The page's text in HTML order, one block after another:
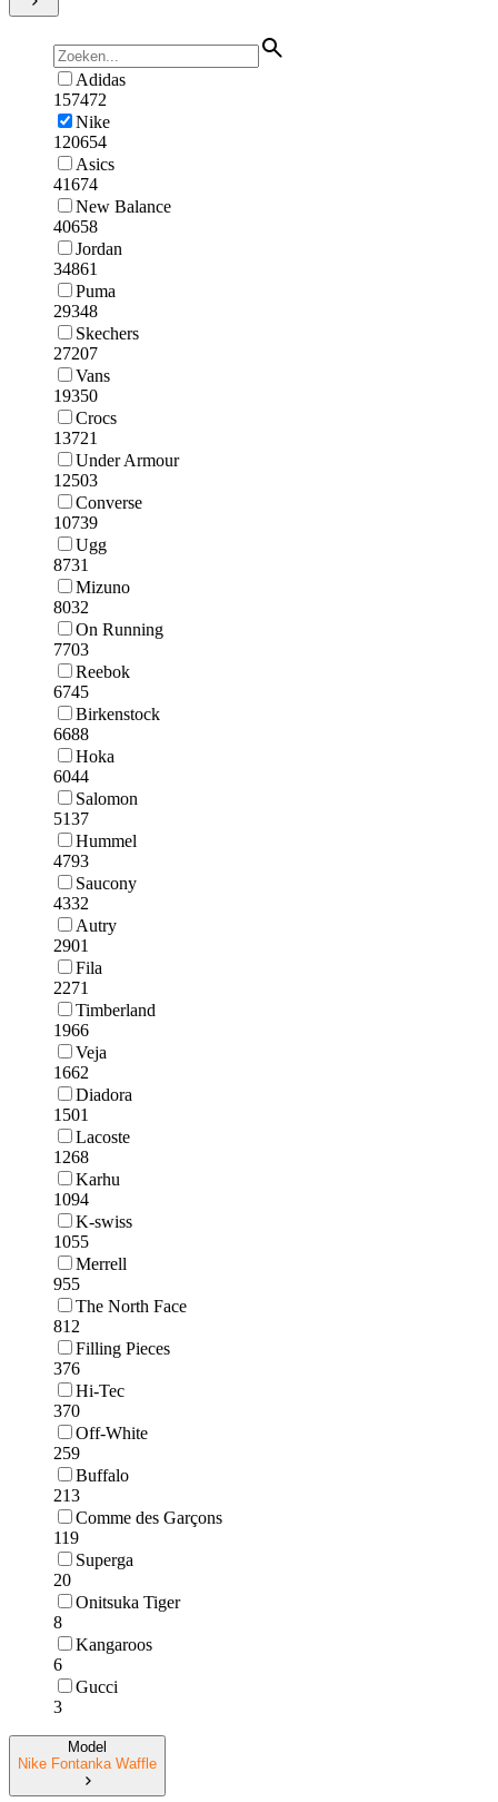
Adidas
157472
Nike
120654
Asics
41674
New Balance
40658
Jordan
34861
Puma
29348
Skechers
27207
Vans
19350
Crocs
13721
Under Armour
12503
Converse
10739
Ugg
8731
Mizuno
8032
On Running
7703
Reebok
6745
Birkenstock
6688
Hoka
6044
Salomon
5137
Hummel
4793
Saucony
4332
Autry
2901
Fila
2271
Timberland
1966
Veja
1662
Diadora
1501
Lacoste
1268
Karhu
1094
K-swiss
1055
Merrell
955
The North Face
812
Filling Pieces
376
Hi-Tec
370
Off-White
259
Buffalo
213
Comme des Garçons
119
Superga
20
Onitsuka Tiger
8
Kangaroos
6
Gucci
3
Model
Nike Fontanka Waffle